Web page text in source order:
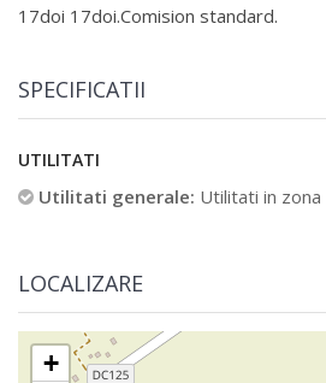
17doi 17doi.Comision standard.
SPECIFICATII
UTILITATI
Utilitati generale: Utilitati in zona
LOCALIZARE
+